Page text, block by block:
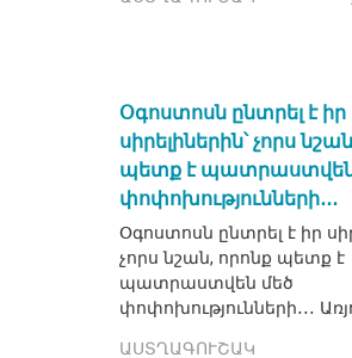
Օգոստոսն ընտրել է իր
սիրելիներին՝ չորս
պետք է պատրաստվեն
փոփոխությունների․․․
Օգոստոսն ընտրել է իր
չորս նշան, որոնք պետք է
պատրաստվեն մեծ
փոփոխությունների․․․
ԱՍՏՂԱԳՈՒՇԱԿ